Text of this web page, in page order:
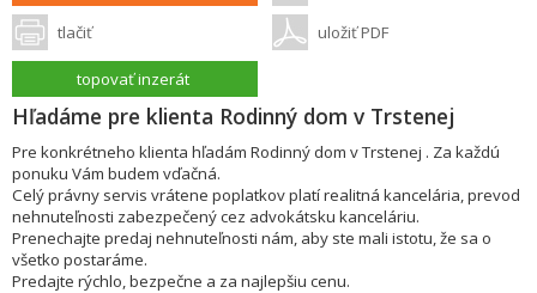
tlačiť uložiť PDF
topovať inzerát
Hľadáme pre klienta Rodinný dom v Trstenej
Pre konkrétneho klienta hľadám Rodinný dom v Trstenej . Za každú
ponuku Vám budem vďačná.
Celý právny servis vrátene poplatkov platí realitná kancelária, prevod
nehnuteľnosti zabezpečený cez advokátsku kanceláriu.
Prenechajte predaj nehnuteľnosti nám, aby ste mali istotu, že sa o
všetko postaráme.
Predajte rýchlo, bezpečne a za najlepšiu cenu.